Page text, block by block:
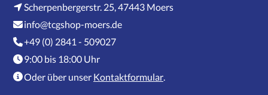
Scherpenbergerstr. 25, 47443 Moers
info@tcgshop-moers.de
+49 (0) 2841 - 509027
9:00 bis 18:00 Uhr
Oder über unser Kontaktformular